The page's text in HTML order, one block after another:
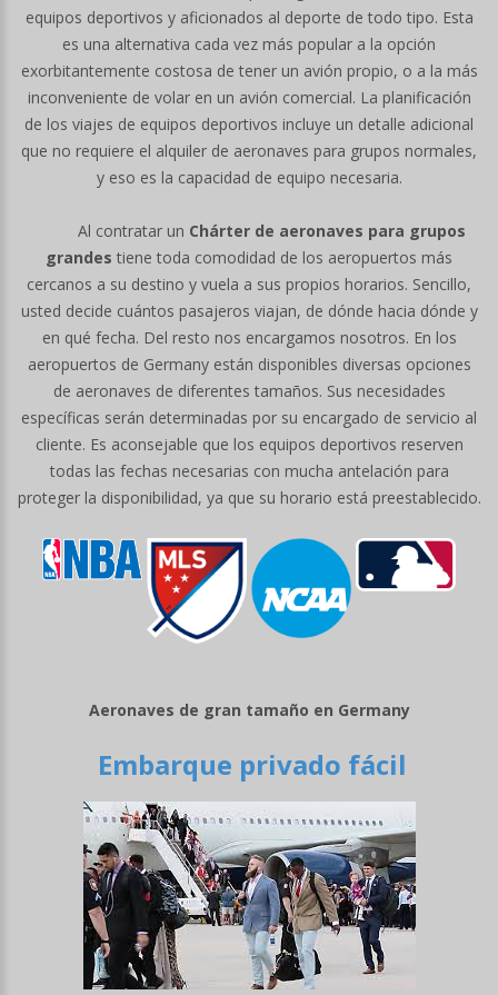
equipos deportivos y aficionados al deporte de todo tipo. Esta
es una alternativa cada vez más popular a la opción
exorbitantemente costosa de tener un avión propio, o a la más
inconveniente de volar en un avión comercial. La planificación
de los viajes de equipos deportivos incluye un detalle adicional
que no requiere el alquiler de aeronaves para grupos normales,
y eso es la capacidad de equipo necesaria.
Al contratar un Chárter de aeronaves para grupos
grandes tiene toda comodidad de los aeropuertos más
cercanos a su destino y vuela a sus propios horarios. Sencillo,
usted decide cuántos pasajeros viajan, de dónde hacia dónde y
en qué fecha. Del resto nos encargamos nosotros. En los
aeropuertos de Germany están disponibles diversas opciones
de aeronaves de diferentes tamaños. Sus necesidades
específicas serán determinadas por su encargado de servicio al
cliente. Es aconsejable que los equipos deportivos reserven
todas las fechas necesarias con mucha antelación para
proteger la disponibilidad, ya que su horario está preestablecido.
Aeronaves de gran tamaño en Germany
Embarque privado fácil